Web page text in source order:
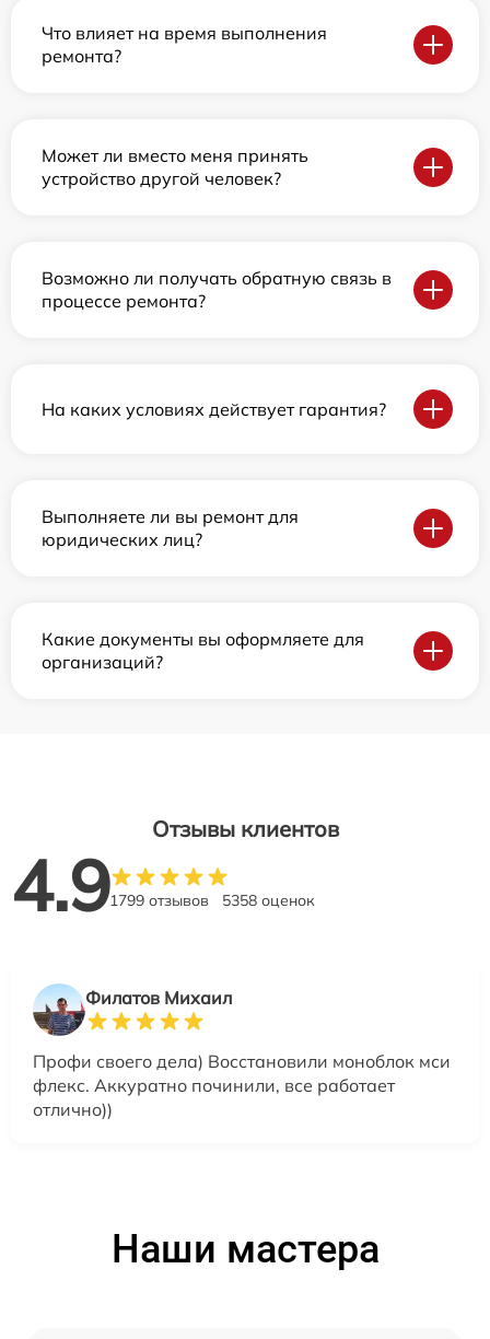
Что влияет на время выполнения
ремонта?
Может ли вместо меня принять
устройство другой человек?
Возможно ли получать обратную связь в
процессе ремонта?
На каких условиях действует гарантия?
Выполняете ли вы ремонт для
юридических лиц?
Какие документы вы оформляете для
организаций?
Отзывы клиентов
4.91799 отзывов 5358 оценок
Филатов Михаил
Профи своего дела) Восстановили моноблок мси
флекс. Аккуратно починили, все работает
отлично))
Наши мастера